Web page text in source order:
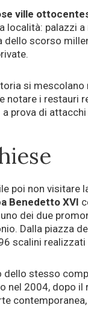
ville
località: palazzi
dello scorso
si
notare i restauri
prova di
poi non visitare
Benedetto XVI
dei due
Dalla piazza
scalini realizzati
dello stesso
nel 2004, dopo